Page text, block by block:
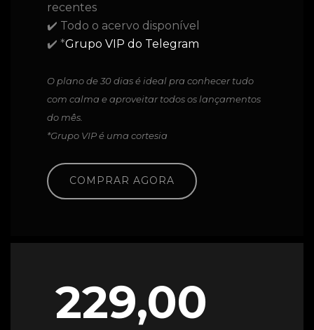
recentes
✔️ Todo o acervo disponível
✔️ *Grupo VIP do Telegram
O plano de 30 dias é ideal pra conhecer tudo
com calma e aproveitar todos os lançamentos
do mês.
*Grupo VIP é uma cortesia
COMPRAR AGORA
229,00